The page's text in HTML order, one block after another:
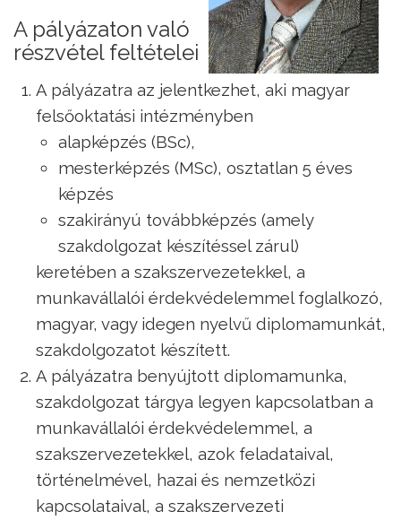
A pályázaton való
részvétel feltételei
A pályázatra az jelentkezhet, aki magyar
felsőoktatási intézményben
alapképzés (BSc),
mesterképzés (MSc), osztatlan 5 éves
képzés
szakirányú továbbképzés (amely
szakdolgozat készítéssel zárul)
keretében a szakszervezetekkel, a
munkavállalói érdekvédelemmel foglalkozó,
magyar, vagy idegen nyelvű diplomamunkát,
szakdolgozatot készített.
A pályázatra benyújtott diplomamunka,
szakdolgozat tárgya legyen kapcsolatban a
munkavállalói érdekvédelemmel, a
szakszervezetekkel, azok feladataival,
történelmével, hazai és nemzetközi
kapcsolataival, a szakszervezeti